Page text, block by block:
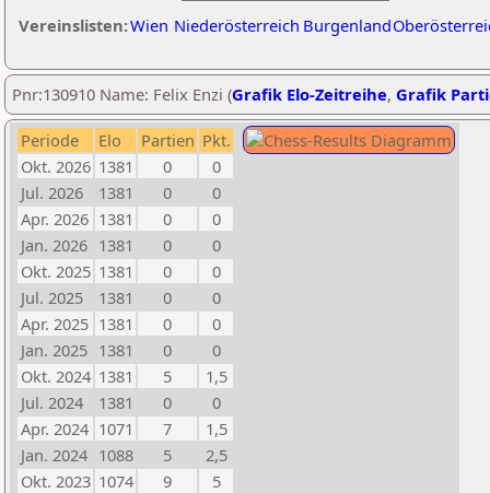
Vereinslisten:Wien Niederösterreich Burgenland
Pnr:130910 Name: Felix Enzi (Grafik Elo-Zeitreihe, Grafik
Periode Elo Partien Pkt.
Okt. 2026 1381 0
0
Jul. 2026
1381 0
0
Apr. 2026 1381 0
0
Jan. 2026 1381 0
0
Okt. 2025 1381 0
0
Jul. 2025
1381 0
0
Apr. 2025 1381 0
0
Jan. 2025 1381 0
0
Okt. 2024 1381 5
1,5
Jul. 2024
1381 0
0
Apr. 2024 1071 7
1,5
Jan. 2024 1088 5
2,5
Okt. 2023 1074 9
5